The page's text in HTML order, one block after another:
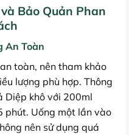
Bảo Quản Phan
An Toàn
toàn, nên tham khảo
lượng phù hợp. Thông
Diệp khô với 200ml
phút. Uống một lần vào
nên sử dụng quá